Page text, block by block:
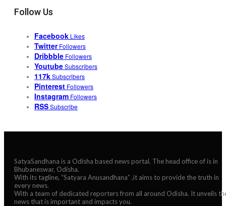
Follow Us
Facebook Likes
Twitter Followers
Dribbble Followers
YoutubeSubscribers
117kSubscribers
Pinterest Followers
Instagram Followers
RSSSubscribe
SatyaSandhana is a Odisha based news portal. The head office of is in
Bhubaneswar, Odisha.
With its tagline, “Satyara Anusandhana” ,it aims to provide the truth in
every news.
With a team of dedicated reporters from all around Odisha. It unveils
news that is important and impacts you.